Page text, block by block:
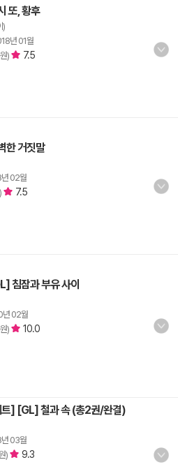
또, 황후
)
년 01월
) 7.5
한 거짓말
02월
7.5
침잠과 부유 사이
02월
) 10.0
] [GL] 철과 속 (총2권/완결)
03월
) 9.3